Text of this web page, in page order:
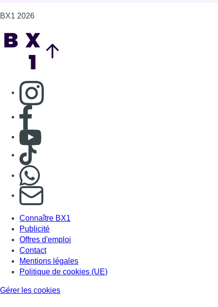
BX1 2026
Consulter page Instagram
Consulter page Facebook
Consulter Youtube
Consulter TikTok
S'abonner à notre newsletter
Connaître BX1
Publicité
Offres d'emploi
Contact
Mentions légales
Politique de cookies (UE)
Gérer les cookies